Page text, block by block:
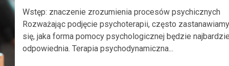
Wstęp: znaczenie zrozumienia procesów psychicznych
Rozważając podjęcie psychoterapii, często zastanawiamy
się, jaka forma pomocy psychologicznej będzie
odpowiednia. Terapia psychodynamiczna...